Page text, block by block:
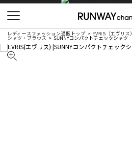
レディースファッション通販トップ EVRIS（エヴリス）
シャツ・ブラウス SUNNYコンパクトチェックシャツ